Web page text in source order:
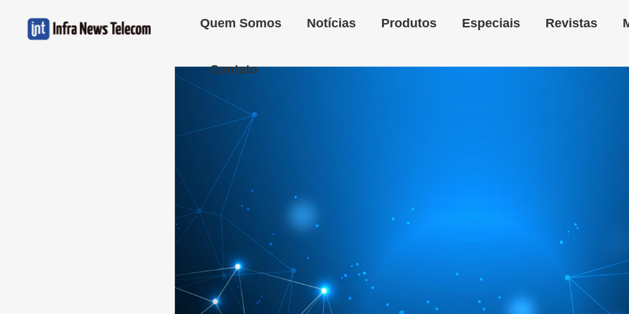
Quem Somos Notícias Produtos Especiais Revistas
Contato